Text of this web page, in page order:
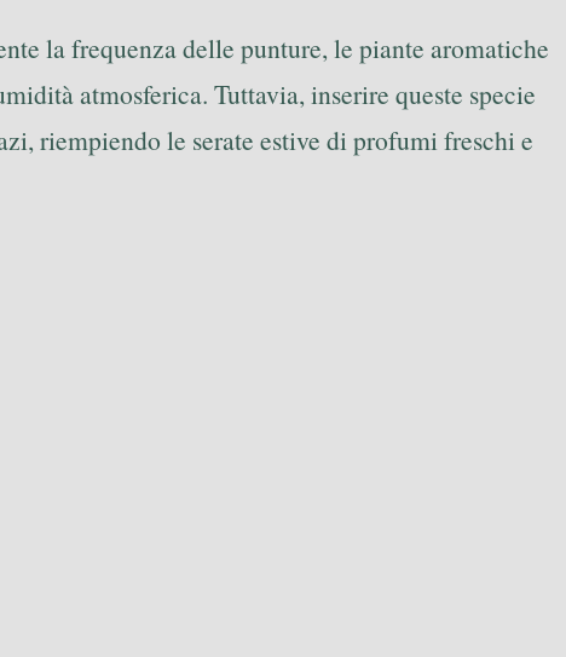
la frequenza delle punture, le piante aromatiche
atmosferica. Tuttavia, inserire queste specie
riempiendo le serate estive di profumi freschi e